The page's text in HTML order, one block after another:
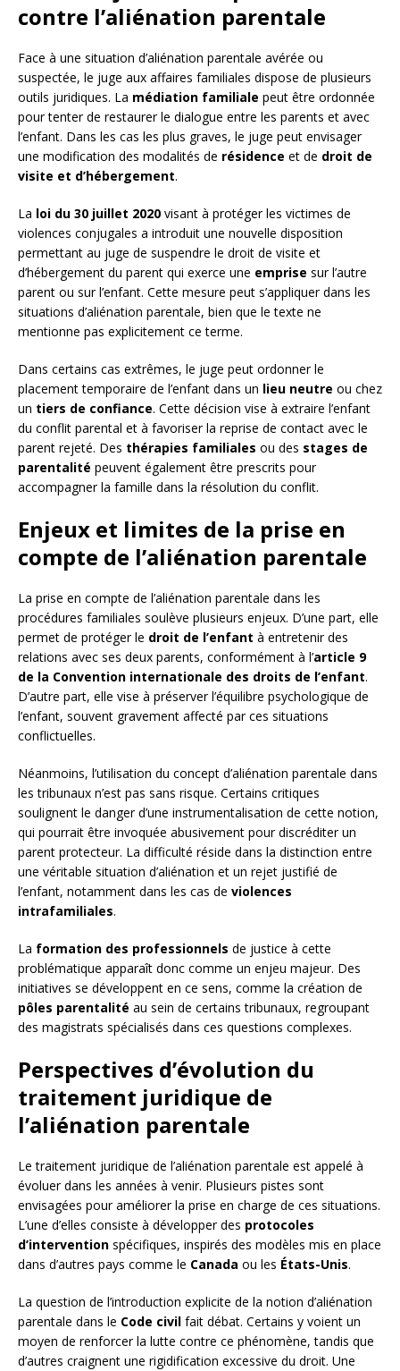
contre l’aliénation parentale
Face à une situation d’aliénation parentale avérée ou
suspectée, le juge aux affaires familiales dispose de plusieurs
outils juridiques. La médiation familiale peut être ordonnée
pour tenter de restaurer le dialogue entre les parents et avec
l’enfant. Dans les cas les plus graves, le juge peut envisager
une modification des modalités de résidence et de droit de
visite et d’hébergement.
La loi du 30 juillet 2020 visant à protéger les victimes de
violences conjugales a introduit une nouvelle disposition
permettant au juge de suspendre le droit de visite et
d’hébergement du parent qui exerce une emprise sur l’autre
parent ou sur l’enfant. Cette mesure peut s’appliquer dans les
situations d’aliénation parentale, bien que le texte ne
mentionne pas explicitement ce terme.
Dans certains cas extrêmes, le juge peut ordonner le
placement temporaire de l’enfant dans un lieu neutre ou chez
un tiers de confiance. Cette décision vise à extraire l’enfant
du conflit parental et à favoriser la reprise de contact avec le
parent rejeté. Des thérapies familiales ou des stages de
parentalité peuvent également être prescrits pour
accompagner la famille dans la résolution du conflit.
Enjeux et limites de la prise en
compte de l’aliénation parentale
La prise en compte de l’aliénation parentale dans les
procédures familiales soulève plusieurs enjeux. D’une part, elle
permet de protéger le droit de l’enfant à entretenir des
relations avec ses deux parents, conformément à l’article 9
de la Convention internationale des droits de l’enfant.
D’autre part, elle vise à préserver l’équilibre psychologique de
l’enfant, souvent gravement affecté par ces situations
conflictuelles.
Néanmoins, l’utilisation du concept d’aliénation parentale dans
les tribunaux n’est pas sans risque. Certains critiques
soulignent le danger d’une instrumentalisation de cette notion,
qui pourrait être invoquée abusivement pour discréditer un
parent protecteur. La difficulté réside dans la distinction entre
une véritable situation d’aliénation et un rejet justifié de
l’enfant, notamment dans les cas de violences
intrafamiliales.
La formation des professionnels de justice à cette
problématique apparaît donc comme un enjeu majeur. Des
initiatives se développent en ce sens, comme la création de
pôles parentalité au sein de certains tribunaux, regroupant
des magistrats spécialisés dans ces questions complexes.
Perspectives d’évolution du
traitement juridique de
l’aliénation parentale
Le traitement juridique de l’aliénation parentale est appelé à
évoluer dans les années à venir. Plusieurs pistes sont
envisagées pour améliorer la prise en charge de ces situations.
L’une d’elles consiste à développer des protocoles
d’intervention spécifiques, inspirés des modèles mis en place
dans d’autres pays comme le Canada ou les États-Unis.
La question de l’introduction explicite de la notion d’aliénation
parentale dans le Code civil fait débat. Certains y voient un
moyen de renforcer la lutte contre ce phénomène, tandis que
d’autres craignent une rigidification excessive du droit. Une